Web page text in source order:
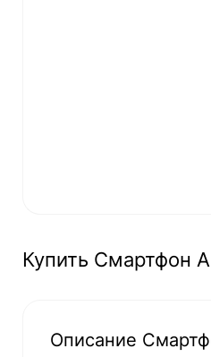
Купить Смартфон
Описание